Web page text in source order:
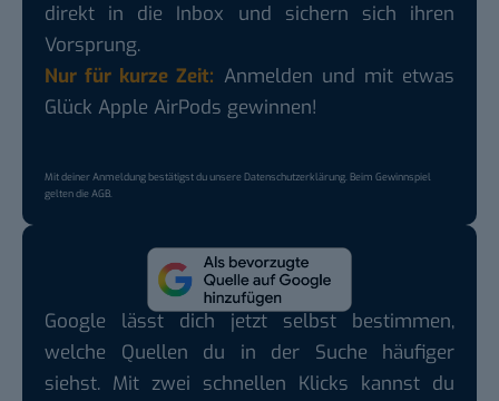
direkt in die Inbox und sichern sich ihren
Vorsprung.
Nur für kurze Zeit: Anmelden und mit etwas
Glück Apple AirPods gewinnen!
Mit deiner Anmeldung bestätigst du unsereDatenschutzerklärung. Beim Gewinnspiel
gelten dieAGB.
Google lässt dich jetzt selbst bestimmen,
welche Quellen du in der Suche häufiger
siehst. Mit zwei schnellen Klicks kannst du